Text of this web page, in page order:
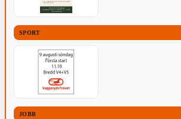
SPORT
JOBB